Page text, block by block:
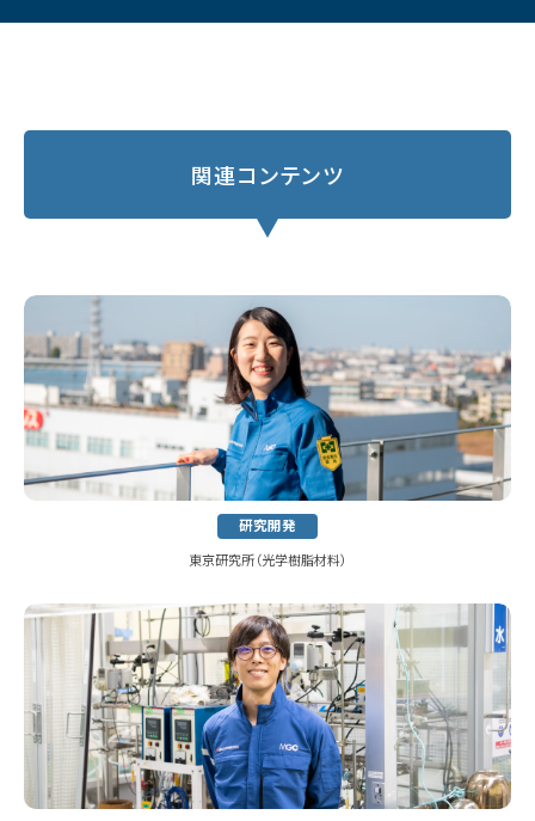
関連コンテンツ
研究開発
東京研究所（光学樹脂材料）